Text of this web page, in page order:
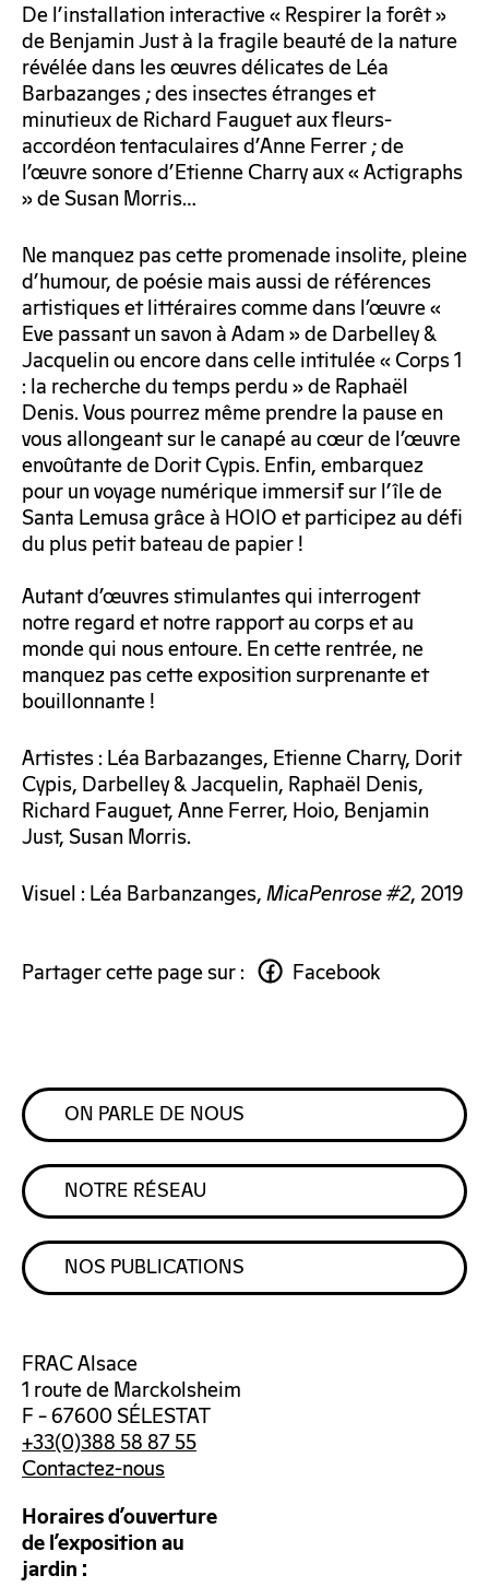
De l’installation interactive « Respirer la forêt »
de Benjamin Just à la fragile beauté de la nature
révélée dans les œuvres délicates de Léa
Barbazanges ; des insectes étranges et
minutieux de Richard Fauguet aux fleurs-
accordéon tentaculaires d’Anne Ferrer ; de
l’œuvre sonore d’Etienne Charry aux « Actigraphs
» de Susan Morris…
Ne manquez pas cette promenade insolite, pleine
d’humour, de poésie mais aussi de références
artistiques et littéraires comme dans l’œuvre «
Eve passant un savon à Adam » de Darbelley &
Jacquelin ou encore dans celle intitulée « Corps 1
: la recherche du temps perdu » de Raphaël
Denis. Vous pourrez même prendre la pause en
vous allongeant sur le canapé au cœur de l’œuvre
envoûtante de Dorit Cypis. Enfin, embarquez
pour un voyage numérique immersif sur l’île de
Santa Lemusa grâce à HOIO et participez au défi
du plus petit bateau de papier !
Autant d’œuvres stimulantes qui interrogent
notre regard et notre rapport au corps et au
monde qui nous entoure. En cette rentrée, ne
manquez pas cette exposition surprenante et
bouillonnante !
Artistes : Léa Barbazanges, Etienne Charry, Dorit
Cypis, Darbelley & Jacquelin, Raphaël Denis,
Richard Fauguet, Anne Ferrer, Hoio, Benjamin
Just, Susan Morris.
Visuel : Léa Barbanzanges,MicaPenrose #2, 2019
Partager cette page sur : Facebook
ON PARLE DE NOUS
NOTRE RÉSEAU
NOS PUBLICATIONS
FRAC Alsace
1 route de Marckolsheim
F – 67600 SÉLESTAT
+33(0)388 58 87 55
Contactez-nous
Horaires d’ouverture
de l’exposition au
jardin :